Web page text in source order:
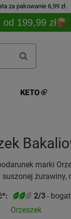
za pakowanie 6,99 zł.
199,99 zł
marki
suszonej
2/3-
Orzeszek